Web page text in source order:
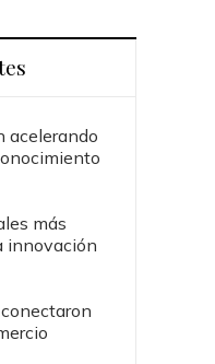
acelerando
más
innovación